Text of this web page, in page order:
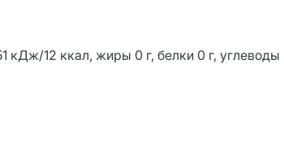
кДж/12 ккал, жиры 0 г, белки 0 г, углеводы